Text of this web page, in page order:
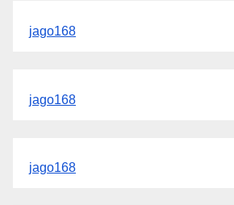
jago168
jago168
jago168